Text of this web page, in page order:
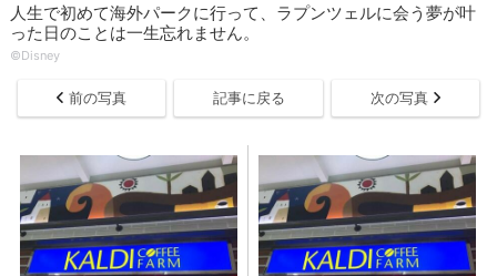
人生で初めて海外パークに行って、ラプンツェルに会う夢が叶
った日のことは一生忘れません。
©︎Disney
前の写真 記事に戻る 次の写真